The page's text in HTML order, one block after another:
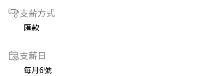
支薪方式
匯款
支薪日
每月6號